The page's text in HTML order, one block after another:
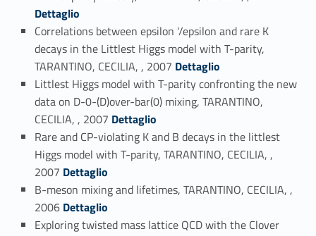
Dettaglio
Correlations between epsilon '/epsilon and rare K
decays in the Littlest Higgs model with T-parity,
TARANTINO, CECILIA, , 2007 Link identifier #identifier_person_183503-40
Dettaglio
Littlest Higgs model with T-parity confronting the new
data on D-0-(D)over-bar(0) mixing, TARANTINO,
CECILIA, , 2007 Link identifier #identifier_person_192514-41
Dettaglio
Rare and CP-violating K and B decays in the littlest
Higgs model with T-parity, TARANTINO, CECILIA, ,
2007 Link identifier #identifier_person_82865-42
Dettaglio
B-meson mixing and lifetimes, TARANTINO, CECILIA, ,
2006 Link identifier #identifier_person_94888-43
Dettaglio
Exploring twisted mass lattice QCD with the Clover